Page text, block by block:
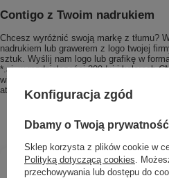
Contigo z Twoim nadrukiem
Chcesz wyróżnić swoją markę z tłumu?
nadrukiem lub grawerem z logo twojej
sztuk. Wyślij nam logo lub grafikę w
*.ai, w rozdzielczości 300dpi i kolorach
wizualizację. Wyślij zapytanie na adres
atrakcyjną cenę i wizualizację Twojego
Konfiguracja zgód
Dbamy o Twoją prywatność
Sklep korzysta z plików cookie w
Polityką dotyczącą cookies .
przechowywania lub dostępu do